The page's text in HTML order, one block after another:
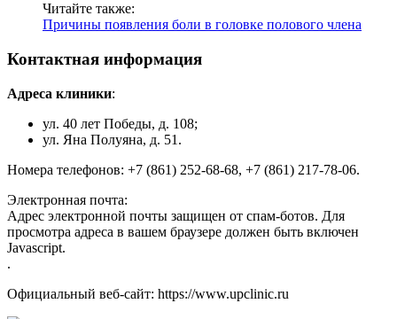
Читайте также:
Причины появления боли в головке полового члена
Контактная информация
Адреса клиники:
ул. 40 лет Победы, д. 108;
ул. Яна Полуяна, д. 51.
Номера телефонов: +7 (861) 252-68-68, +7 (861) 217-78-06.
Электронная почта:
Адрес электронной почты защищен от спам-ботов. Для
просмотра адреса в вашем браузере должен быть включен
Javascript.
.
Официальный веб-сайт: https://www.upclinic.ru